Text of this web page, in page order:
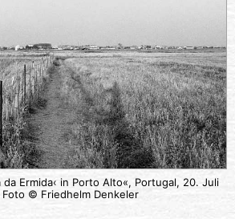
da Ermida‹ in Porto Alto«, Portugal, 20. Juli
Foto © Friedhelm Denkeler